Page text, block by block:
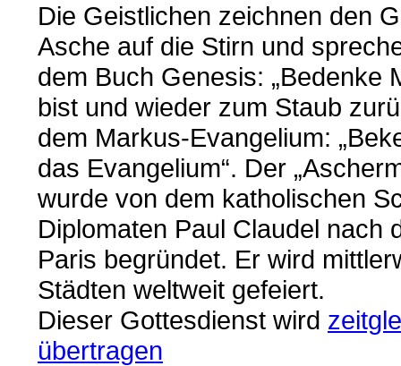
Die Geistlichen zeichnen den
Asche auf die Stirn und
dem Buch Genesis: „Bedenke
bist und wieder zum Staub
dem Markus-Evangelium:
das Evangelium“. Der
wurde von dem katholischen
Diplomaten Paul Claudel nach
Paris begründet. Er wird
Städten weltweit gefeiert.
Dieser Gottesdienst wird
übertragen